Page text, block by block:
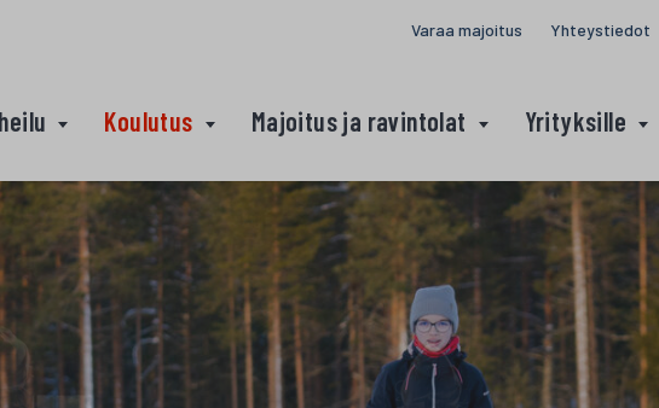
Varaa majoitus Yhteystiedot
Koulutus Majoitus ja ravintolat Yrityksille